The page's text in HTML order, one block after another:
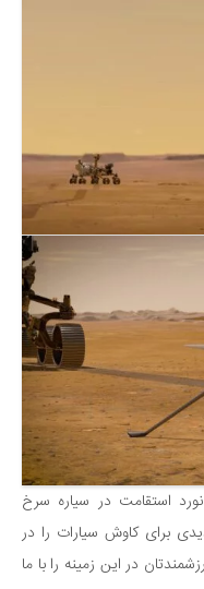
نورد استقامت در سیاره سرخ
برای کاوش سیارات را در
در این زمینه را با ما